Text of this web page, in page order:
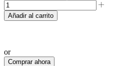
Añadir al carrito
or
Comprar ahora